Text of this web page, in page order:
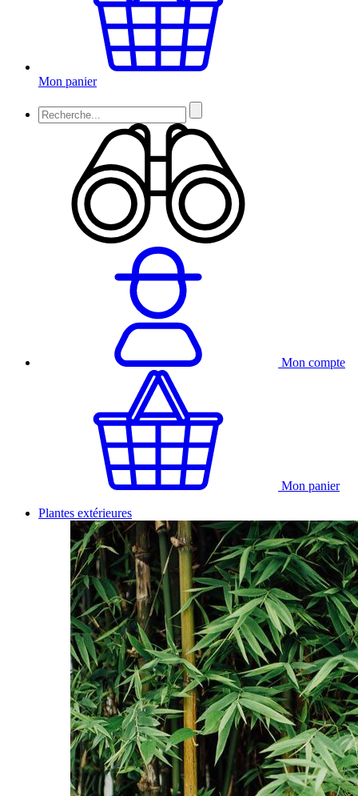
Mon panier
Mon compte
Mon panier
Plantes extérieures